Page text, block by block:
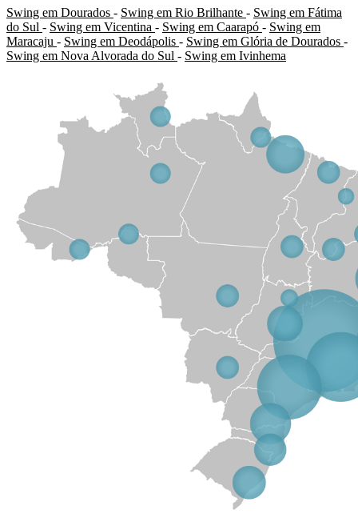
Swing em Dourados - Swing em Rio Brilhante - Swing em Fátima
do Sul - Swing em Vicentina - Swing em Caarapó - Swing em
Maracaju - Swing em Deodápolis - Swing em Glória de Dourados -
Swing em Nova Alvorada do Sul - Swing em Ivinhema